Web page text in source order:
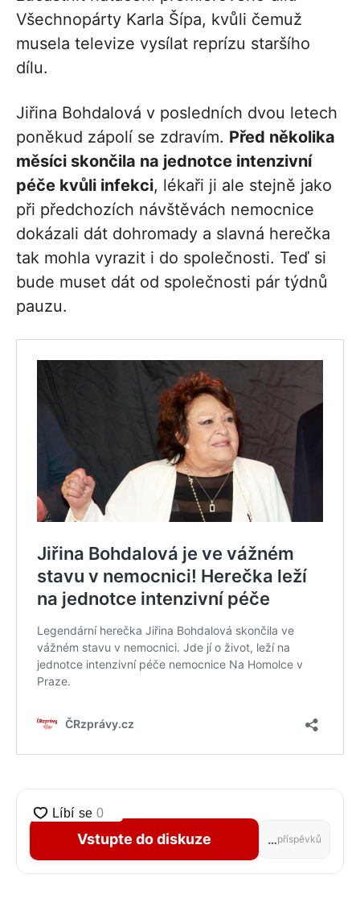
Všechnopárty Karla Šípa, kvůli čemuž
musela televize vysílat reprízu staršího
dílu.
Jiřina Bohdalová v posledních dvou letech
poněkud zápolí se zdravím. Před několika
měsíci skončila na jednotce intenzivní
péče kvůli infekci, lékaři ji ale stejně jako
při předchozích návštěvách nemocnice
dokázali dát dohromady a slavná herečka
tak mohla vyrazit i do společnosti. Teď si
bude muset dát od společnosti pár týdnů
pauzu.
Vstupte do diskuze …příspěvků